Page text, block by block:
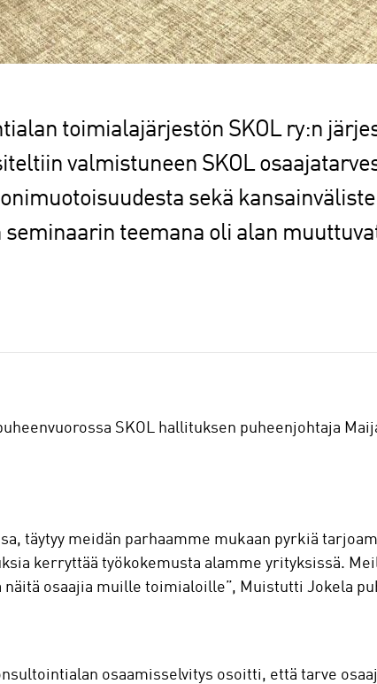
toimialajärjestön SKOL ry:n
valmistuneen SKOL
sekä
teemana oli alan
SKOL hallituksen puheenjohtaja
täytyy meidän parhaamme mukaan pyrkiä
kerryttää työkokemusta alamme yrityksissä.
osaajia muille toimialoille”, Muistutti Jokela
osaamisselvitys osoitti, että tarve